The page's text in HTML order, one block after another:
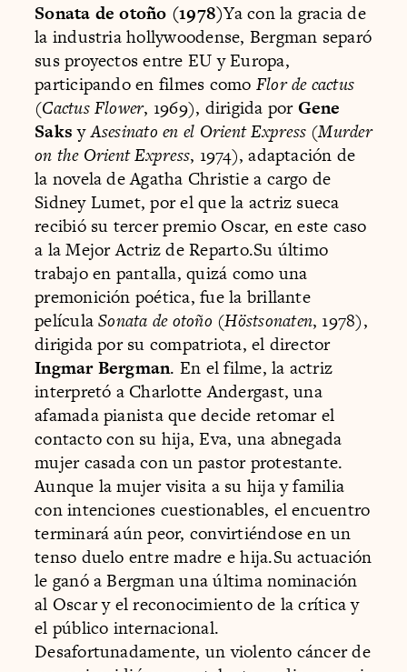
Sonata de otoño (1978)Ya con la gracia de
la industria hollywoodense, Bergman separó
sus proyectos entre EU y Europa,
participando en filmes como Flor de cactus
(Cactus Flower, 1969), dirigida porGene
SaksyAsesinato en el Orient Express(Murder
on the Orient Express, 1974), adaptación de
la novela de Agatha Christie a cargo de
Sidney Lumet, por el que la actriz sueca
recibió su tercer premio Oscar, en este caso
a la Mejor Actriz de Reparto.Su último
trabajo en pantalla, quizá como una
premonición poética, fue la brillante
películaSonata de otoño (Höstsonaten, 1978),
dirigida por su compatriota, el director
Ingmar Bergman. En el filme, la actriz
interpretó a Charlotte Andergast, una
afamada pianista que decide retomar el
contacto con su hija, Eva, una abnegada
mujer casada con un pastor protestante.
Aunque la mujer visita a su hija y familia
con intenciones cuestionables, el encuentro
terminará aún peor, convirtiéndose en un
tenso duelo entre madre e hija.Su actuación
le ganó a Bergman una última nominación
al Oscar y el reconocimiento de la crítica y
el público internacional.
Desafortunadamente, un violento cáncer de